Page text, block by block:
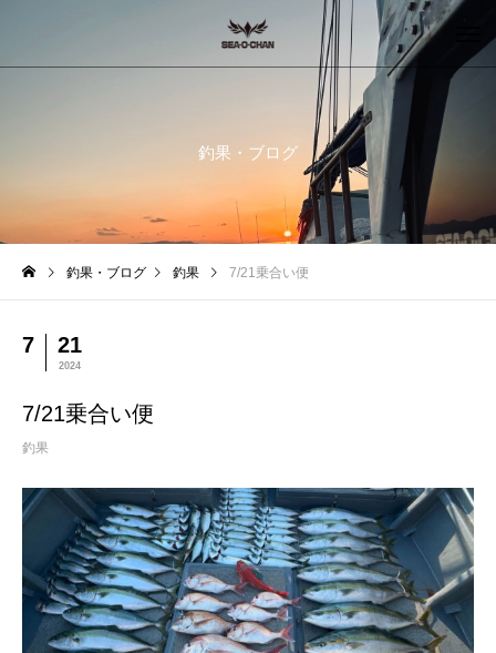
釣果・ブログ
釣果・ブログ 釣果 7/21乗合い便
7 21
2024
7/21乗合い便
釣果